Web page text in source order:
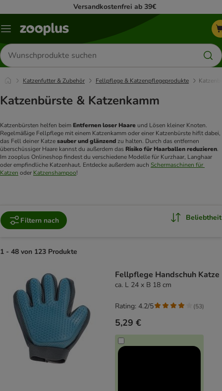
Versandkostenfrei ab 39€
Menü
Produkte
suchen
Katzenfutter & Zubehör Fellpflege & Katzenpflegeprodukte
Katzenbürste & Katzenkamm
Katzenbürsten helfen beim Entfernen loser Haare und Lösen kleiner Knoten.
Regelmäßige Fellpflege mit einem Katzenkamm oder einer Katzenbürste hiflt dabei,
das Fell deiner Katze sauber und glänzend zu halten. Durch das entfernen
überschüssiger Haare kannst du außerdem das Risiko für Haarballen reduzieren.
Im zooplus Onlineshop findest du verschiedene Modelle für Kurzhaar, Langhaar
oder empfindliche Katzenhaut. Entdecke außerdem auch Schermaschinen für
Katzen oder Katzenshampoo!
Filtern nach Beliebtheit
1 - 48 von 123 Produkte
Fellpflege Handschuh Katze
ca. L 24 x B 18 cm
5,29 €
Rating: 4.2/5 (53)